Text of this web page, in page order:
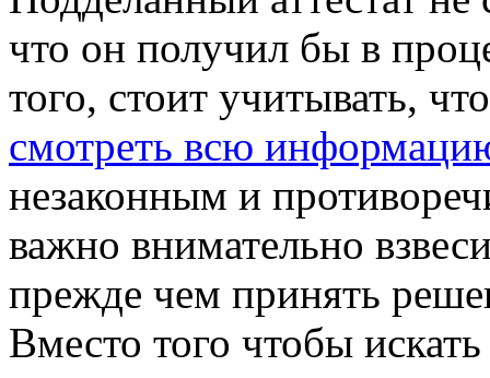
что он получил бы в
того, стоит учитывать,
смотреть всю
незаконным и
важно внимательно
прежде чем принять
Вместо того чтобы